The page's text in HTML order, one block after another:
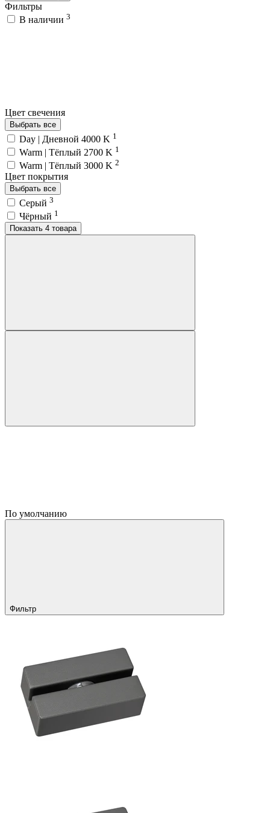
Фильтры
В наличии 3
Цвет свечения
Выбрать все
Day | Дневной 4000 K 1
Warm | Тёплый 2700 K 1
Warm | Тёплый 3000 K 2
Цвет покрытия
Выбрать все
Серый 3
Чёрный 1
Показать 4 товара
По умолчанию
Фильтр